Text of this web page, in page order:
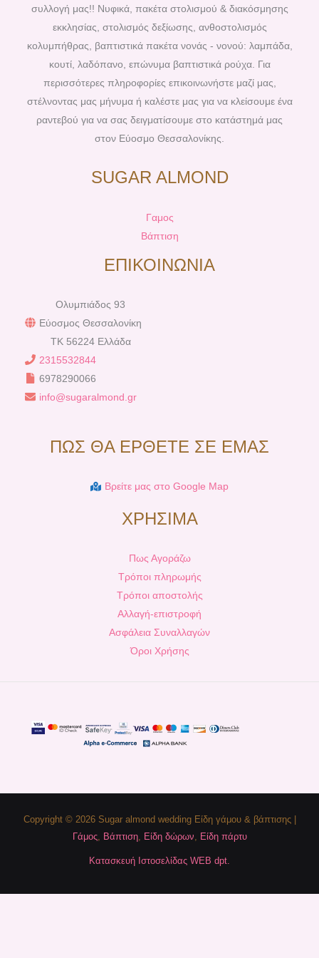
o
o
k
r
e
s
t
g
r
a
m
b
συλλογή μας!! Νυφικά, πακέτα στολισμού & διακόσμησης
εκκλησίας, στολισμός δεξίωσης, ανθοστολισμός
κολυμπήθρας, βαπτιστικά πακέτα νονάς - νονού: λαμπάδα,
κουτί, λαδόπανο, επώνυμα βαπτιστικά ρούχα. Για
περισσότερες πληροφορίες επικοινωνήστε μαζί μας,
στέλνοντας μας μήνυμα ή καλέστε μας για να κλείσουμε ένα
ραντεβού για να σας δειγματίσουμε στο κατάστημά μας
στον Εύοσμο Θεσσαλονίκης.
SUGAR ALMOND
Γαμος
Βάπτιση
ΕΠΙΚΟΙΝΩΝΙΑ
Ολυμπιάδος 93
Εύοσμος Θεσσαλονίκη
TK 56224 Ελλάδα
2315532844
6978290066
info@sugaralmond.gr
ΠΩΣ ΘΑ ΕΡΘΕΤΕ ΣΕ ΕΜΑΣ
Βρείτε μας στο Google Map
ΧΡΗΣΙΜΑ
Πως Αγοράζω
Τρόποι πληρωμής
Τρόποι αποστολής
Αλλαγή-επιστροφή
Ασφάλεια Συναλλαγών
Όροι Χρήσης
Copyright © 2026 Sugar almond wedding Είδη γάμου & βάπτισης |
Γάμος, Βάπτιση, Είδη δώρων, Είδη πάρτυ
Κατασκευή Ιστοσελίδας WEB dpt.